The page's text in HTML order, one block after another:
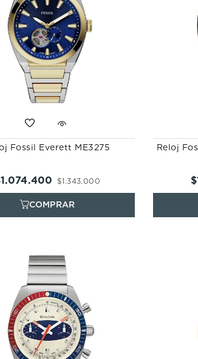
Fossil Everett ME3275
$1 .343.000
1.074.400
Reloj
$